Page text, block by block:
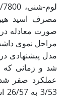
مصرف اسید
صورت معادله
مراحل نموی
عملکرد صفر